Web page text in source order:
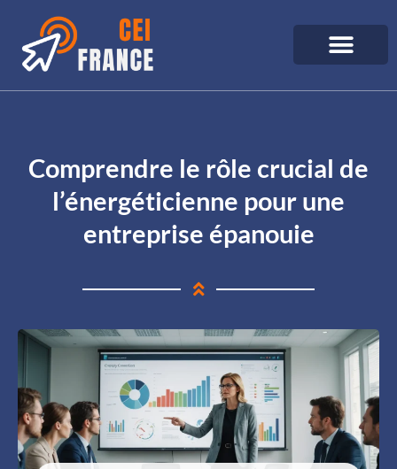
Comprendre le rôle crucial de
l’énergéticienne pour une
entreprise épanouie